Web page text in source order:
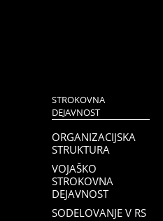
STROKOVNA
DEJAVNOST
ORGANIZACIJSKA
STRUKTURA
VOJAŠKO
STROKOVNA
DEJAVNOST
SODELOVANJE V RS